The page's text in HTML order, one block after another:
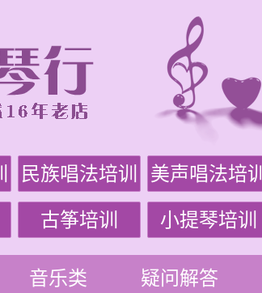
民族唱法培训 美声唱法培训
古筝培训 小提琴培训
音乐类 疑问解答